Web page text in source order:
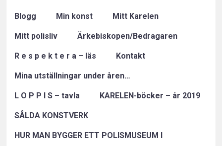
Blogg Min konst Mitt Karelen
Mitt polisliv Ärkebiskopen/Bedragaren
R e s p e k t e r a – läs Kontakt
Mina utställningar under åren…
L O P P I S – tavla KARELEN-böcker – år 2019
SÅLDA KONSTVERK
HUR MAN BYGGER ETT POLISMUSEUM I